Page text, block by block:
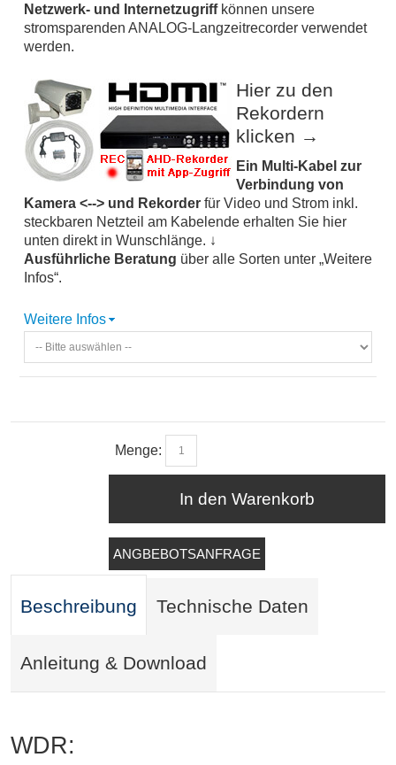
Netzwerk- und Internetzugriffkönnen unsere
stromsparenden ANALOG-Langzeitrecorder verwendet
werden.
Hier zu den
Rekordern
klicken →
Ein Multi-Kabel zur
Verbindung von
Kamera <--> und Rekorder für Video und Strom inkl.
steckbaren Netzteil am Kabelende erhalten Sie hier
unten direkt in Wunschlänge. ↓
Ausführliche Beratung über alle Sorten unter „Weitere
Infos“.
Weitere Infos
Menge:
In den Warenkorb
ANGBEBOTSANFRAGE
Beschreibung Technische Daten
Anleitung & Download
WDR: